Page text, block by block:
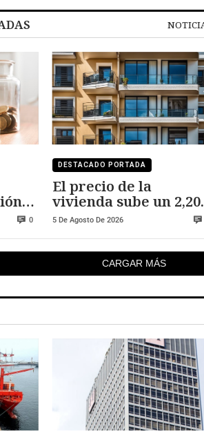
0
DESTACADO PORTADA
El precio de la
vivienda sube un
frente al año pasado
5 De Agosto De 2026
CARGAR MÁS